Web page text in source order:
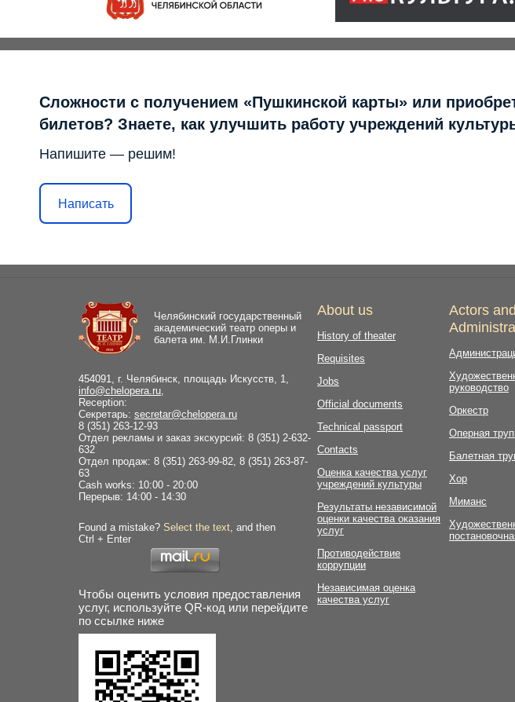
Сложности с получением «Пушкинской карты» или
билетов? Знаете, как улучшить работу учреждений
Напишите — решим!
Написать
Челябинский государственный
академический театр оперы и
балета им. М.И.Глинки
454091, г. Челябинск, площадь Искусств, 1,
info@chelopera.ru,
Reception:
Секретарь: secretar@chelopera.ru
8 (351) 263-12-93
Отдел рекламы и заказ экскурсий: 8 (351) 2-632-
632
Отдел продаж: 8 (351) 263-99-82, 8 (351) 263-87-
63
Cash works: 10:00 - 20:00
Перерыв: 14:00 - 14:30
Found a mistake? Select the text, and then
Ctrl + Enter
Чтобы оценить условия предоставления
услуг, используйте QR-код или перейдите
по ссылке ниже
About us
History of theater
Requisites
Jobs
Official documents
Technical passport
Contacts
Оценка качества услуг
учреждений культуры
Результаты независимой
оценки качества оказания
услуг
Противодействие
коррупции
Независимая оценка
качества услуг
Actors and
руководство
Оркестр
Оперная
Балетная
Хор
Миманс